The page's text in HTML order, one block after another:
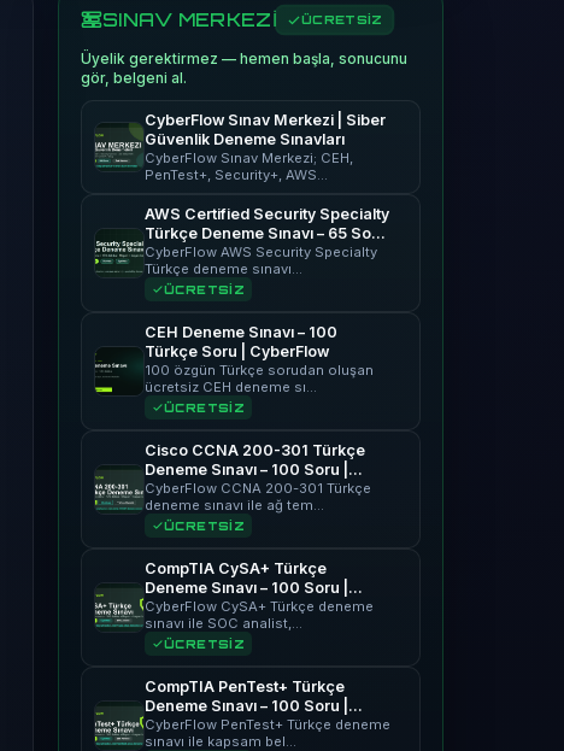
SINAV MERKEZİ ÜCRETSİZ
Üyelik gerektirmez — hemen başla, sonucunu
gör, belgeni al.
CyberFlow Sınav Merkezi | Siber
Güvenlik Deneme Sınavları
CyberFlow Sınav Merkezi; CEH,
PenTest+, Security+, AWS…
AWS Certified Security Specialty
Türkçe Deneme Sınavı – 65 Soru
| CyberFlow
CyberFlow AWS Security Specialty
Türkçe deneme sınavı…
ÜCRETSİZ
CEH Deneme Sınavı – 100
Türkçe Soru | CyberFlow
100 özgün Türkçe sorudan oluşan
ücretsiz CEH deneme sı…
ÜCRETSİZ
Cisco CCNA 200-301 Türkçe
Deneme Sınavı – 100 Soru |
CyberFlow
CyberFlow CCNA 200-301 Türkçe
deneme sınavı ile ağ tem…
ÜCRETSİZ
CompTIA CySA+ Türkçe
Deneme Sınavı – 100 Soru |
CyberFlow
CyberFlow CySA+ Türkçe deneme
sınavı ile SOC analist,…
ÜCRETSİZ
CompTIA PenTest+ Türkçe
Deneme Sınavı – 100 Soru |
CyberFlow
CyberFlow PenTest+ Türkçe deneme
sınavı ile kapsam bel…